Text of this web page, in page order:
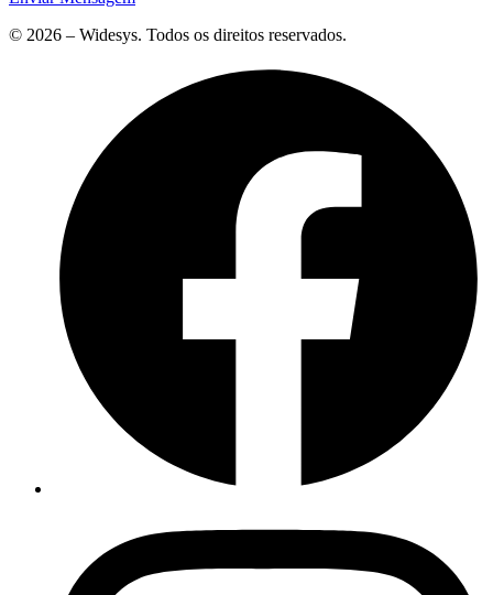
© 2026 – Widesys. Todos os direitos reservados.